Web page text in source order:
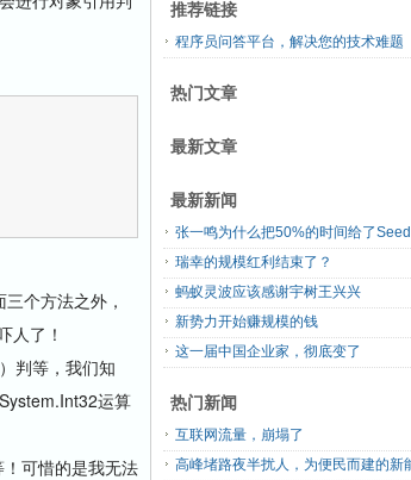
个方法之外，
人了！
判等，我们知
运算
可惜的是我无法
推荐链接
程序员问答平台，解决您的技术难题
热门文章
最新文章
最新新闻
张一鸣为什么把50%的时间给了Seed
瑞幸的规模红利结束了？
蚂蚁灵波应该感谢宇树王兴兴
新势力开始赚规模的钱
这一届中国企业家，彻底变了
热门新闻
互联网流量，崩塌了